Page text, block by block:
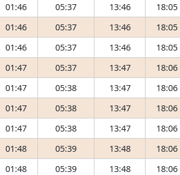
01:46 05:37 13:46 18:05
01:46 05:37 13:46 18:05
01:46 05:37 13:46 18:05
01:47 05:37 13:47 18:06
01:47 05:38 13:47 18:06
01:47 05:38 13:47 18:06
01:47 05:38 13:47 18:06
01:48 05:39 13:48 18:06
01:48 05:39 13:48 18:06